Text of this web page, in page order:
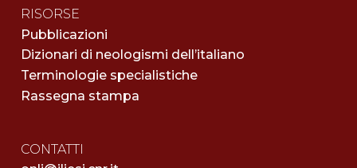
RISORSE
Pubblicazioni
Dizionari di neologismi dell’italiano
Terminologie specialistiche
Rassegna stampa
CONTATTI